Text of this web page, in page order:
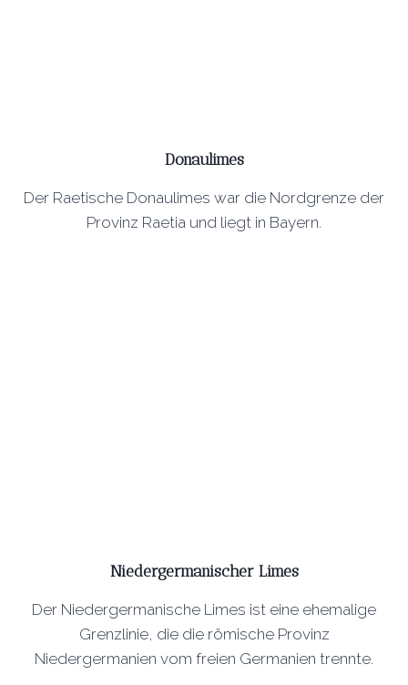
Donaulimes
Der Raetische Donaulimes war die Nordgrenze der
Provinz Raetia und liegt in Bayern.
Niedergermanischer Limes
Der Niedergermanische Limes ist eine ehemalige
Grenzlinie, die die römische Provinz
Niedergermanien vom freien Germanien trennte.